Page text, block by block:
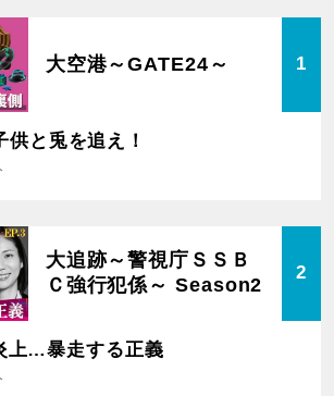
大空港～GATE24～ 1
と兎を追え！
大追跡～警視庁ＳＳＢ
Ｃ強行犯係～ Season2
2
上…暴走する正義